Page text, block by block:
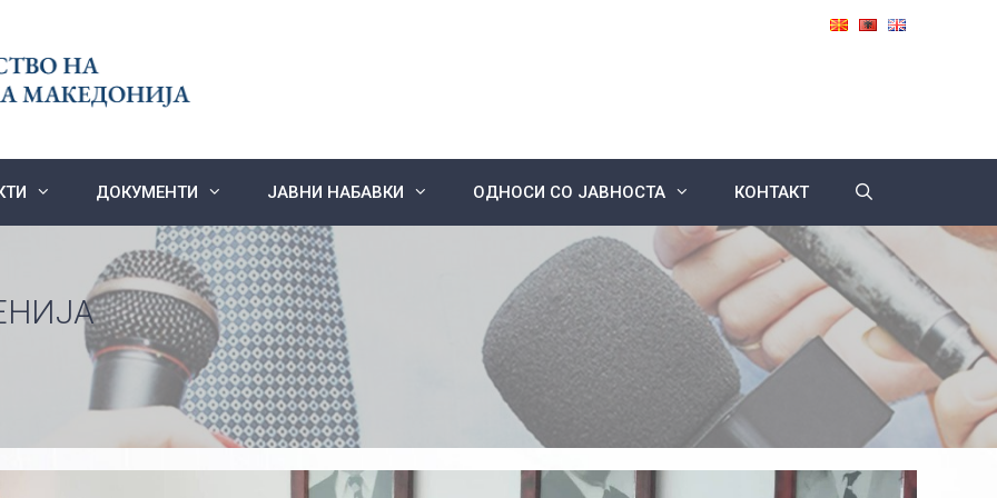
ДОКУМЕНТИ ЈАВНИ НАБАВКИ ОДНОСИ СО ЈАВНОСТА КОНТАКТ